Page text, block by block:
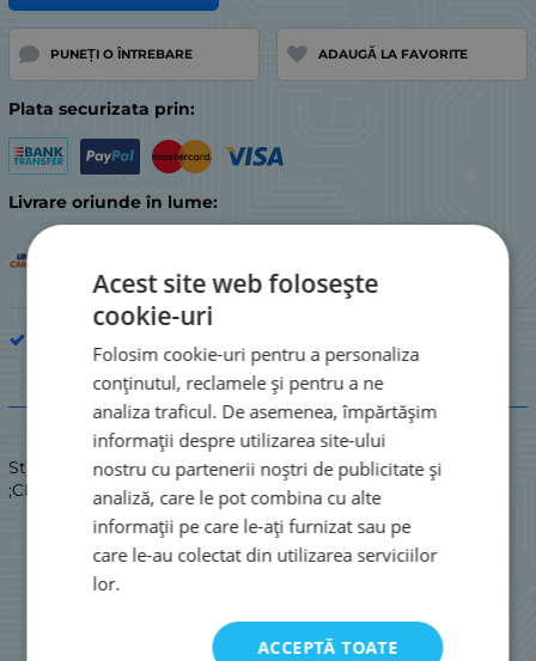
PUNEȚI O ÎNTREBARE ADAUGĂ LA FAVORITE
Plata securizata prin:
Livrare oriunde în lume:
Descriere
Stare: NOU / NOU
;CRONOMETRĂ ALB 5 BUCĂȚI C303
Acest site web folosește
cookie-uri
Folosim cookie-uri pentru a personaliza
conținutul, reclamele și pentru a ne
analiza traficul. De asemenea, împărtășim
informații despre utilizarea site-ului
nostru cu partenerii noștri de publicitate și
analiză, care le pot combina cu alte
informații pe care le-ați furnizat sau pe
care le-au colectat din utilizarea serviciilor
lor.
ACCEPTĂ TOATE